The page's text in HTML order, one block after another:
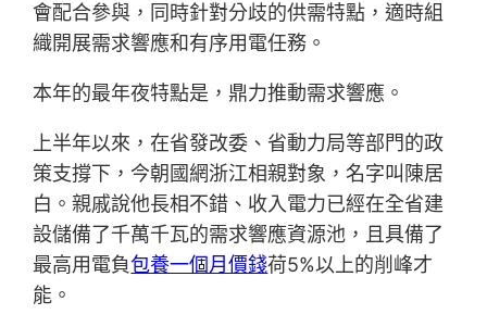
會配合參與，同時針對分歧的供需特點，適時組
織開展需求響應和有序用電任務。
本年的最年夜特點是，鼎力推動需求響應。
上半年以來，在省發改委、省動力局等部門的政
策支撐下，今朝國網浙江相親對象，名字叫陳居
白。親戚說他長相不錯、收入電力已經在全省建
設儲備了千萬千瓦的需求響應資源池，且具備了
最高用電負包養一個月價錢荷5%以上的削峰才
能。